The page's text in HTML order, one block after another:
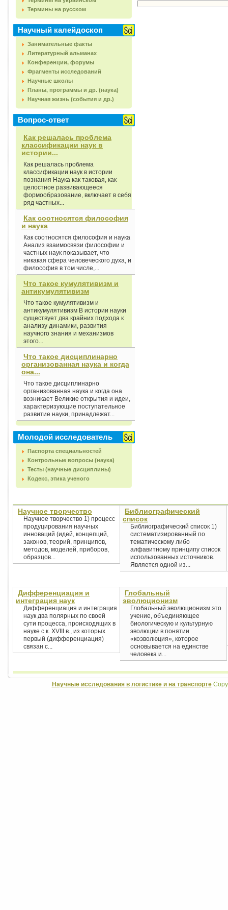
Термины на русском
Научный калейдоскоп
Занимательные факты
Литературный альманах
Конференции, форумы
Фрагменты исследований
Научные школы
Планы, программы и др. (наука)
Научная жизнь (события и др.)
Вопрос-ответ
Как решалась проблема
классификации наук в
истории...
Как решалась проблема
классификации наук в истории
познания Наука как таковая, как
целостное развивающееся
формообразование, включает в себя
ряд частных...
Как соотносятся философия
и наука
Как соотносятся философия и наука
Анализ взаимосвязи философии и
частных наук показывает, что
никакая сфера человеческого духа, и
философия в том числе,...
Что такое кумулятивизм и
антикумулятивизм
Что такое кумулятивизм и
антикумулятивизм В истории науки
существует два крайних подхода к
анализу динамики, развития
научного знания и механизмов
этого...
Что такое дисциплинарно
организованная наука и когда
она...
Что такое дисциплинарно
организованная наука и когда она
возникает Великие открытия и идеи,
характеризующие поступательное
развитие науки, принадлежат...
Молодой исследователь
Паспорта специальностей
Контрольные вопросы (наука)
Тесты (научные дисциплины)
Кодекс, этика ученого
Научное творчество
Научное творчество 1) процесс
продуцирования научных
инноваций (идей, концепций,
законов, теорий, принципов,
методов, моделей, приборов,
образцов...
Библиографический
список
Библиографический список 1)
систематизированный по
тематическому либо
алфавитному принципу список
использованных источников.
Является одной из...
Дифференциация и
интеграция наук
Дифференциация и интеграция
наук два полярных по своей
сути процесса, происходящих в
науке с к. XVIII в., из которых
первый (дифференциация)
связан с...
Глобальный
эволюционизм
Глобальный эволюционизм это
учение, объединяющее
биологическую и культурную
эволюции в понятии
«коэволюция», которое
основывается на единстве
человека и...
Научные исследования в логистике и на транспорте